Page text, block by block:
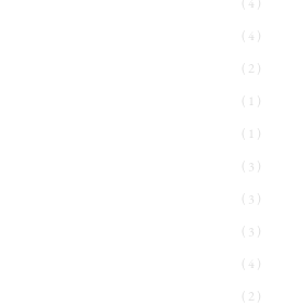
(4)
(4)
(2)
(3)
(3)
(3)
(4)
(2)